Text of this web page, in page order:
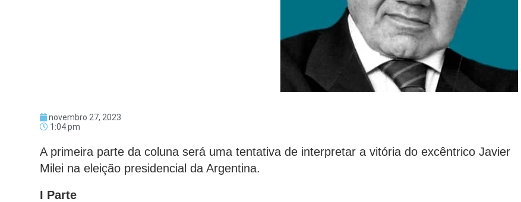
novembro 27, 2023
1:04 pm
A primeira parte da coluna será uma tentativa de interpretar a vitória do excêntrico Javier
Milei na eleição presidencial da Argentina.
I Parte